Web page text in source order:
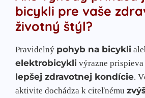
bicykli pre vaše
životný štýl?
Pravidelný pohyb na bicykli
elektrobicykli výrazne
lepšej zdravotnej kondície.
aktivite dochádza k citeľnému